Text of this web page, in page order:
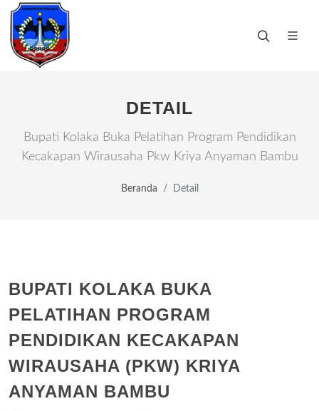
DETAIL
Bupati Kolaka Buka Pelatihan Program Pendidikan
Kecakapan Wirausaha Pkw Kriya Anyaman Bambu
Beranda Detail
BUPATI KOLAKA BUKA
PELATIHAN PROGRAM
PENDIDIKAN KECAKAPAN
WIRAUSAHA (PKW) KRIYA
ANYAMAN BAMBU